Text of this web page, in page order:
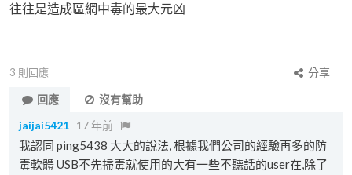
往往是造成區網中毒的最大元凶
3 則回應
分享
回應
沒有幫助
jaijai5421 17 年前
我認同 ping5438 大大的說法, 根據我們公司的經驗再多的防
毒軟體 USB不先掃毒就使用的大有一些不聽話的user在,除了